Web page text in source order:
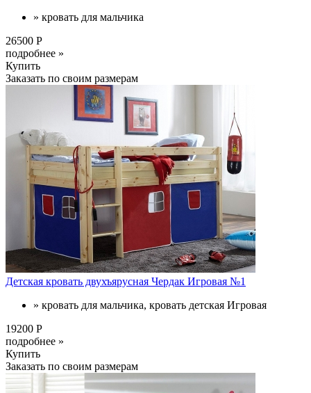
» кровать для мальчика
26500 Р
подробнее »
Купить
Заказать по своим размерам
Детская кровать двухъярусная Чердак Игровая №1
» кровать для мальчика, кровать детская Игровая
19200 Р
подробнее »
Купить
Заказать по своим размерам